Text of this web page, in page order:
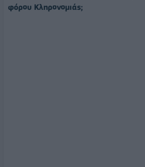
φόρου Κληρονομιάς;